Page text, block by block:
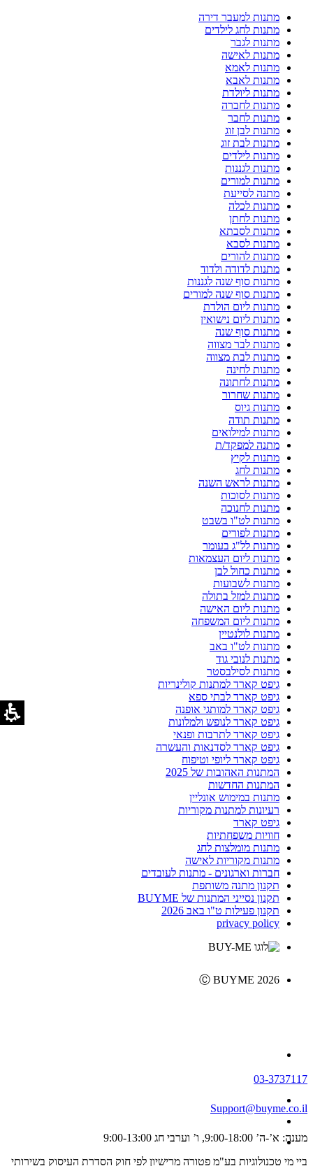
מתנות למעבר דירה
מתנות לחג לילדים
מתנות לגבר
מתנות לאישה
מתנות לאמא
מתנות לאבא
מתנות ליולדת
מתנות לחברה
מתנות לחבר
מתנות לבן זוג
מתנות לבת זוג
מתנות לילדים
מתנות לגננות
מתנות למורים
מתנה לסייעת
מתנות לכלה
מתנות לחתן
מתנות לסבתא
מתנות לסבא
מתנות להורים
מתנות לדודה ולדוד
מתנות סוף שנה לגננות
מתנות סוף שנה למורים
מתנות ליום הולדת
מתנות ליום נישואין
מתנות סוף שנה
מתנות לבר מצווה
מתנות לבת מצווה
מתנות לחינה
מתנות לחתונה
מתנות שחרור
מתנות גיוס
מתנות תודה
מתנות למילואים
מתנה למפקד/ת
מתנות לקיץ
מתנות לחג
מתנות לראש השנה
מתנות לסוכות
מתנות לחנוכה
מתנות לט"ו בשבט
מתנות לפורים
מתנות לל"ג בעומר
מתנות ליום העצמאות
מתנות כחול לבן
מתנות לשבועות
מתנות למזל בתולה
מתנות ליום האישה
מתנות ליום המשפחה
מתנות לולנטיין
מתנות לט"ו באב
מתנות לנובי גוד
מתנות לסילבסטר
גיפט קארד למתנות קולינריות
גיפט קארד לבתי ספא
גיפט קארד למותגי אופנה
גיפט קארד לנופש ולמלונות
גיפט קארד לתרבות ופנאי
גיפט קארד לסדנאות והעשרה
גיפט קארד ליופי וטיפוח
המתנות האהובות של 2025
המתנות החדשות
מתנות במימוש אונליין
רעיונות למתנות מקוריות
גיפט קארד
חוויות משפחתיות
מתנות מומלצות לחג
מתנות מקוריות לאישה
חברות וארגונים - מתנות לעובדים
תקנון מתנה משותפת
תקנון נסייני המתנות של BUYME
תקנון פעילות ט"ו באב 2026
privacy policy
Ⓒ BUYME 2026
03-3737117
Support@buyme.co.il
מענה: א’-ה’ 9:00-18:00, ו’ וערבי חג 9:00-13:00
ביי מי טכנולוגיות בע"מ פטורה מרישיון לפי חוק הסדרת העיסוק בשירותי